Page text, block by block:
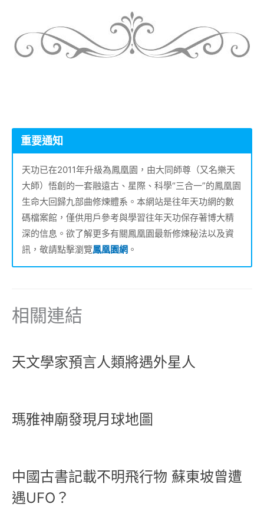
重要通知
天功已在2011年升級為鳳凰園，由大同師尊（又名樂天
大師）悟創的一套融遠古、星際、科學“三合一”的鳳凰園
生命大回歸九部曲修煉體系。本網站是往年天功網的數
碼檔案館，僅供用戶參考與學習往年天功保存著博大精
深的信息。欲了解更多有關鳳凰園最新修煉秘法以及資
訊，敬請點擊瀏覽鳳凰園網 。
相關連結
天文學家預言人類將遇外星人
瑪雅神廟發現月球地圖
中國古書記載不明飛行物 蘇東坡曾遭
遇UFO？